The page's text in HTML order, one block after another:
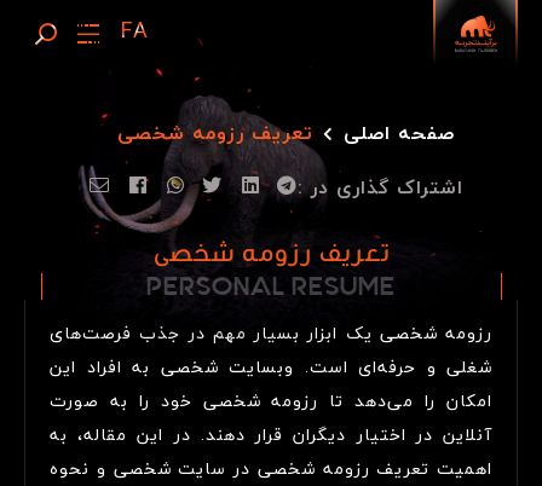
صفحه اصلی
تعریف رزومه شخصی
اشتراک گذاری در :
تعریف رزومه شخصی
PERSONAL RESUME
PERSONAL RESUME
رزومه شخصی یک ابزار بسیار مهم در جذب فرصت‌های
شغلی و حرفه‌ای است. وبسایت شخصی به افراد این
امکان را می‌دهد تا رزومه شخصی خود را به صورت
آنلاین در اختیار دیگران قرار دهند. در این مقاله، به
اهمیت تعریف رزومه شخصی در سایت شخصی و نحوه